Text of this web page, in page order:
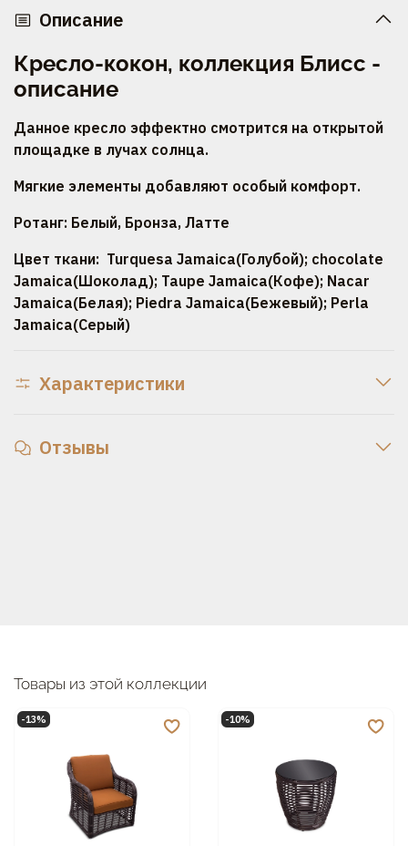
Описание
Кресло-кокон, коллекция Блисс -
описание
Данное кресло эффектно смотрится на открытой
площадке в лучах солнца.
Мягкие элементы добавляют особый комфорт.
Ротанг: Белый, Бронза, Латте
Цвет ткани: Turquesa Jamaiсa(Голубой); chocolate
Jamaica(Шоколад); Taupe Jamaiсa(Кофе); Nacar
Jamaiсa(Белая); Piedra Jamaiсa(Бежевый); Perla
Jamaica(Серый)
Характеристики
Отзывы
Товары из этой коллекции
-13% -10%